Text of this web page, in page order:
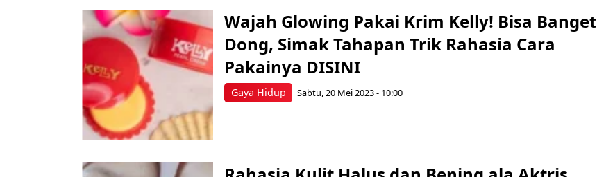
Gaya Hidup
Wajah Glowing Pakai Krim Kelly! Bisa Banget
Dong, Simak Tahapan Trik Rahasia Cara
Pakainya DISINI
Sabtu, 20 Mei 2023 - 10:00